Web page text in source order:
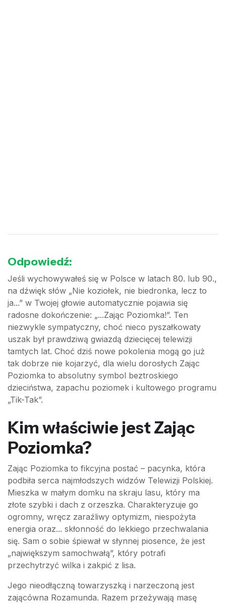
Odpowiedź:
Jeśli wychowywałeś się w Polsce w latach 80. lub 90.,
na dźwięk słów „Nie koziołek, nie biedronka, lecz to
ja...” w Twojej głowie automatycznie pojawia się
radosne dokończenie: „...Zając Poziomka!”. Ten
niezwykle sympatyczny, choć nieco pyszałkowaty
uszak był prawdziwą gwiazdą dziecięcej telewizji
tamtych lat. Choć dziś nowe pokolenia mogą go już
tak dobrze nie kojarzyć, dla wielu dorosłych Zając
Poziomka to absolutny symbol beztroskiego
dzieciństwa, zapachu poziomek i kultowego programu
„Tik-Tak”.
Kim właściwie jest Zając
Poziomka?
Zając Poziomka to fikcyjna postać – pacynka, która
podbiła serca najmłodszych widzów Telewizji Polskiej.
Mieszka w małym domku na skraju lasu, który ma
złote szybki i dach z orzeszka. Charakteryzuje go
ogromny, wręcz zaraźliwy optymizm, niespożyta
energia oraz... skłonność do lekkiego przechwalania
się. Sam o sobie śpiewał w słynnej piosence, że jest
„największym samochwałą”, który potrafi
przechytrzyć wilka i zakpić z lisa.
Jego nieodłączną towarzyszką i narzeczoną jest
zającówna Rozamunda. Razem przeżywają masę